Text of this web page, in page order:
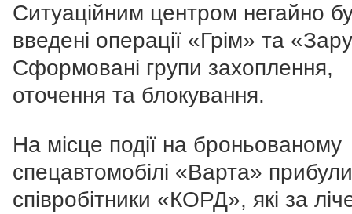
Ситуаційним центром негайно
введені операції «Грім» та
Сформовані групи захоплення,
оточення та блокування.
На місце події на броньованому
спецавтомобілі «Варта» прибули
співробітники «КОРД», які за